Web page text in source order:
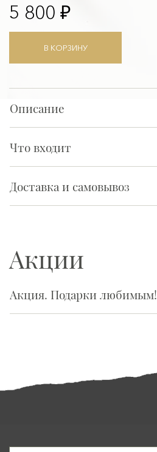
5 800 ₽
В КОРЗИНУ
Описание
Что входит
Доставка и самовывоз
Акции
Акция. Подарки любимым!